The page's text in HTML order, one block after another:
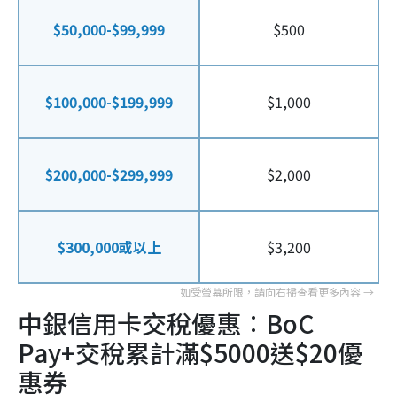
$50,000-$99,999 $500
$100,000-$199,999 $1,000
$200,000-$299,999 $2,000
$300,000或以上 $3,200
中銀信用卡交稅優惠︰BoC
Pay+交稅累計滿$5000送$20優
惠券